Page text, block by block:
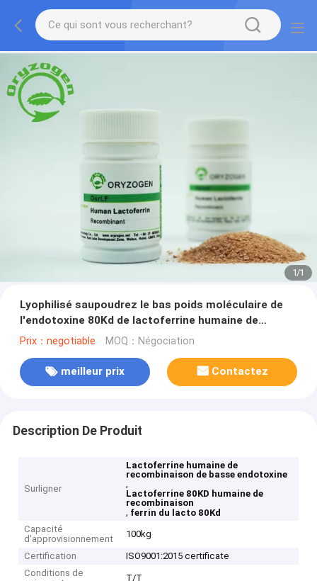
1/1
Lyophilisé saupoudrez le bas poids moléculaire de
l'endotoxine 80Kd de lactoferrine humaine de
recombinaison
Prix：negotiable MOQ：Négociation
meilleur prix Contactez
Description De Produit
Surligner
Lactoferrine humaine de
recombinaison de basse endotoxine
,
Lactoferrine 80KD humaine de
recombinaison
, ferrin du lacto 80Kd
Capacité
d'approvisionnement
100kg
Certification
ISO9001:2015 certificate
Conditions de
T/T